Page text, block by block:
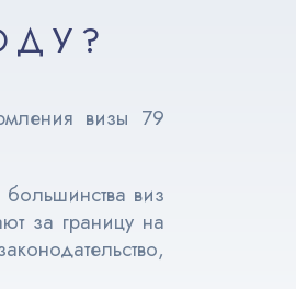
визы 79
виз
за границу на